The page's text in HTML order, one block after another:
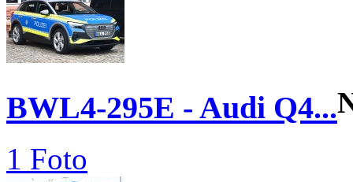
BWL4-295E - Audi Q4...
1 Foto